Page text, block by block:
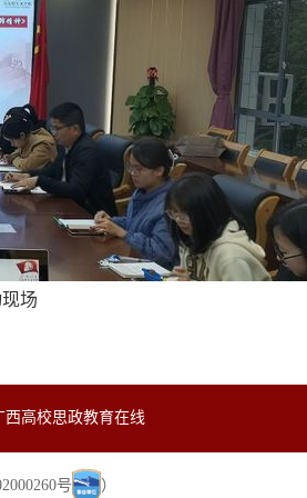
场
西高校思政教育在线
号 ）